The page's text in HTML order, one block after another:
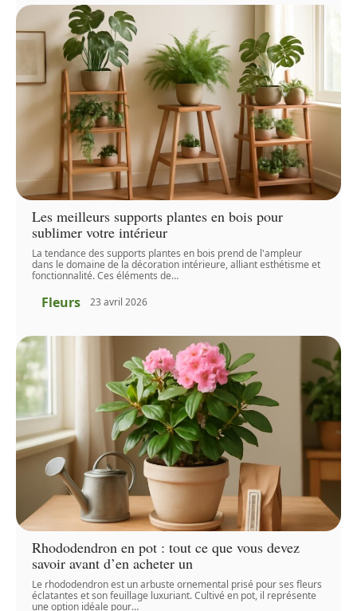
Les meilleurs supports plantes en bois pour
sublimer votre intérieur
La tendance des supports plantes en bois prend de l'ampleur
dans le domaine de la décoration intérieure, alliant esthétisme et
fonctionnalité. Ces éléments de…
Fleurs 23 avril 2026
Rhododendron en pot : tout ce que vous devez
savoir avant d’en acheter un
Le rhododendron est un arbuste ornemental prisé pour ses fleurs
éclatantes et son feuillage luxuriant. Cultivé en pot, il représente
une option idéale pour…